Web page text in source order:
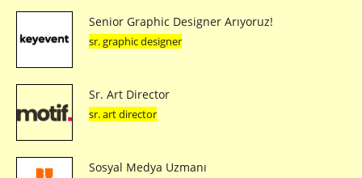
Senior Graphic Designer Arıyoruz!
sr. graphic designer
Sr. Art Director
sr. art director
Sosyal Medya Uzmanı